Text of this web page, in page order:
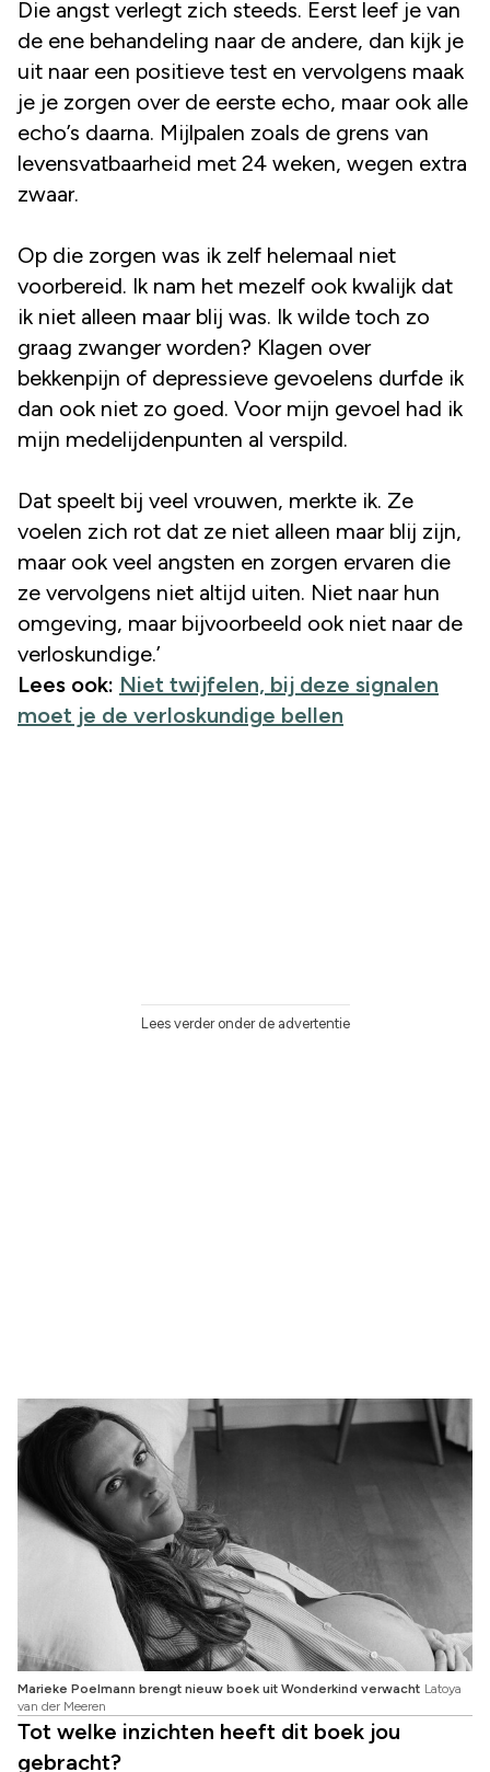
Die angst verlegt zich steeds. Eerst leef je van
de ene behandeling naar de andere, dan kijk je
uit naar een positieve test en vervolgens maak
je je zorgen over de eerste echo, maar ook alle
echo’s daarna. Mijlpalen zoals de grens van
levensvatbaarheid met 24 weken, wegen extra
zwaar.
Op die zorgen was ik zelf helemaal niet
voorbereid. Ik nam het mezelf ook kwalijk dat
ik niet alleen maar blij was. Ik wilde toch zo
graag zwanger worden? Klagen over
bekkenpijn of depressieve gevoelens durfde ik
dan ook niet zo goed. Voor mijn gevoel had ik
mijn medelijdenpunten al verspild.
Dat speelt bij veel vrouwen, merkte ik. Ze
voelen zich rot dat ze niet alleen maar blij zijn,
maar ook veel angsten en zorgen ervaren die
ze vervolgens niet altijd uiten. Niet naar hun
omgeving, maar bijvoorbeeld ook niet naar de
verloskundige.’
Lees ook: Niet twijfelen, bij deze signalen
moet je de verloskundige bellen
Lees verder onder de advertentie
Marieke Poelmann brengt nieuw boek uit Wonderkind verwacht Latoya
van der Meeren
Tot welke inzichten heeft dit boek jou
gebracht?